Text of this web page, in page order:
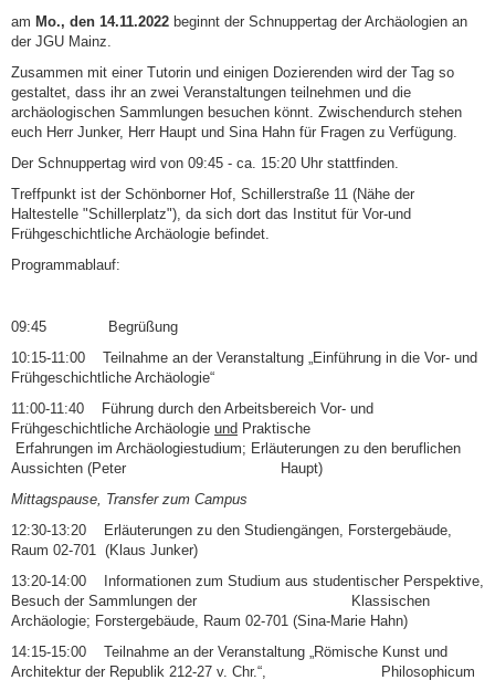
am Mo., den 14.11.2022 beginnt der Schnuppertag der Archäologien an
der JGU Mainz.
Zusammen mit einer Tutorin und einigen Dozierenden wird der Tag so
gestaltet, dass ihr an zwei Veranstaltungen teilnehmen und die
archäologischen Sammlungen besuchen könnt. Zwischendurch stehen
euch Herr Junker, Herr Haupt und Sina Hahn für Fragen zu Verfügung.
Der Schnuppertag wird von 09:45 - ca. 15:20 Uhr stattfinden.
Treffpunkt ist der Schönborner Hof, Schillerstraße 11 (Nähe der
Haltestelle "Schillerplatz"), da sich dort das Institut für Vor-und
Frühgeschichtliche Archäologie befindet.
Programmablauf:
09:45 Begrüßung
10:15-11:00 Teilnahme an der Veranstaltung „Einführung in die Vor- und
Frühgeschichtliche Archäologie“
11:00-11:40 Führung durch den Arbeitsbereich Vor- und
Frühgeschichtliche Archäologie und Praktische
Erfahrungen im Archäologiestudium; Erläuterungen zu den beruflichen
Aussichten (Peter Haupt)
Mittagspause, Transfer zum Campus
12:30-13:20 Erläuterungen zu den Studiengängen, Forstergebäude,
Raum 02-701 (Klaus Junker)
13:20-14:00 Informationen zum Studium aus studentischer Perspektive,
Besuch der Sammlungen der Klassischen
Archäologie; Forstergebäude, Raum 02-701 (Sina-Marie Hahn)
14:15-15:00 Teilnahme an der Veranstaltung „Römische Kunst und
Architektur der Republik 212-27 v. Chr.“, Philosophicum